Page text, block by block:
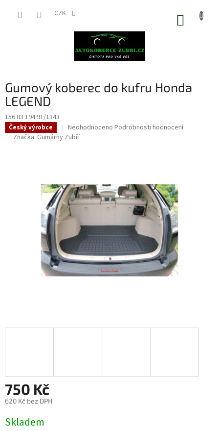
CZK
Gumový koberec do kufru Honda
LEGEND
156 03 194 91/1343
Český výrobce
Průměrné
hodnocení
5
hvězdiček.
Neohodnoceno Podrobnosti hodnocení
Značka: Gumárny Zubří
750 Kč
620 Kč bez DPH
cena:
Skladem